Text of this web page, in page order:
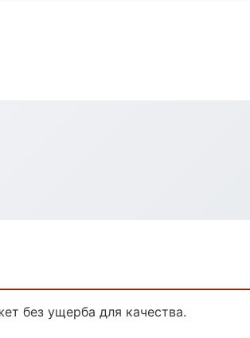
без ущерба для качества.